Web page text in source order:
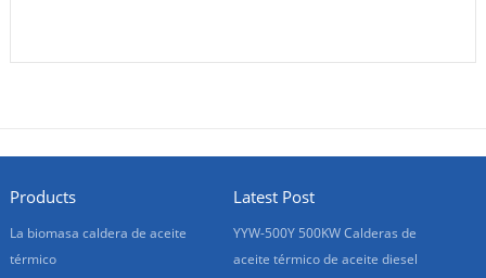
Products
La biomasa caldera de aceite
térmico
Latest Post
YYW-500Y 500KW Calderas de
aceite térmico de aceite diesel